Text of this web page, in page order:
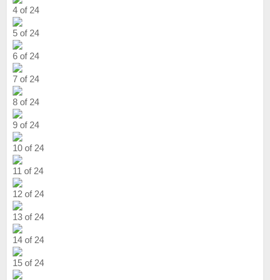
4 of 24
5 of 24
6 of 24
7 of 24
8 of 24
9 of 24
10 of 24
11 of 24
12 of 24
13 of 24
14 of 24
15 of 24